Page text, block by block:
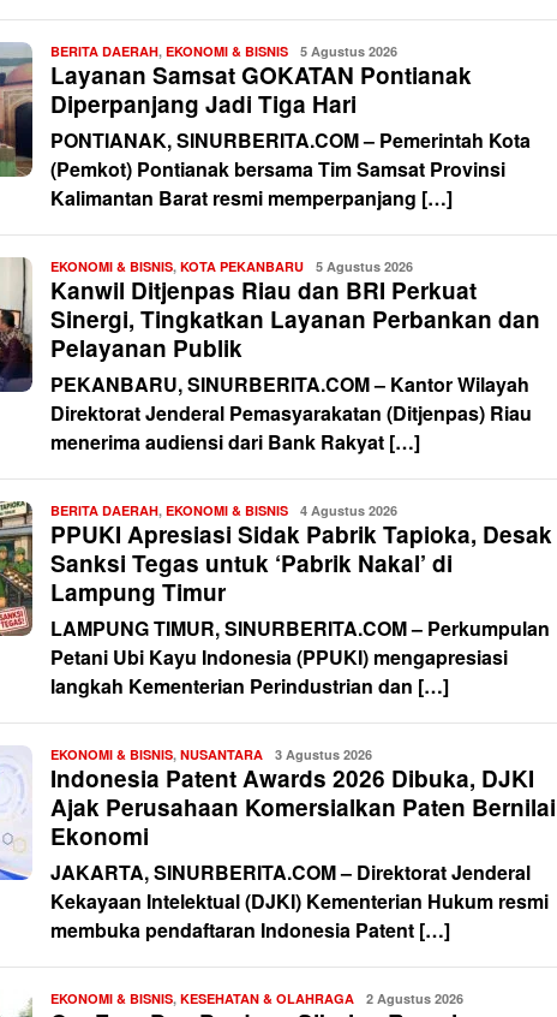
BERITA DAERAH, EKONOMI & BISNIS Redaksi
5 Agustus 2026
Layanan Samsat GOKATAN Pontianak
Diperpanjang Jadi Tiga Hari
PONTIANAK, SINURBERITA.COM – Pemerintah Kota
(Pemkot) Pontianak bersama Tim Samsat Provinsi
Kalimantan Barat resmi memperpanjang […]
EKONOMI & BISNIS, KOTA PEKANBARU Redaksi
5 Agustus 2026
Kanwil Ditjenpas Riau dan BRI Perkuat
Sinergi, Tingkatkan Layanan Perbankan dan
Pelayanan Publik
PEKANBARU, SINURBERITA.COM – Kantor Wilayah
Direktorat Jenderal Pemasyarakatan (Ditjenpas) Riau
menerima audiensi dari Bank Rakyat […]
BERITA DAERAH, EKONOMI & BISNIS Redaksi
4 Agustus 2026
PPUKI Apresiasi Sidak Pabrik Tapioka, Desak
Sanksi Tegas untuk ‘Pabrik Nakal’ di
Lampung Timur
LAMPUNG TIMUR, SINURBERITA.COM – Perkumpulan
Petani Ubi Kayu Indonesia (PPUKI) mengapresiasi
langkah Kementerian Perindustrian dan […]
EKONOMI & BISNIS, NUSANTARA Redaksi
3 Agustus 2026
Indonesia Patent Awards 2026 Dibuka, DJKI
Ajak Perusahaan Komersialkan Paten Bernilai
Ekonomi
JAKARTA, SINURBERITA.COM – Direktorat Jenderal
Kekayaan Intelektual (DJKI) Kementerian Hukum resmi
membuka pendaftaran Indonesia Patent […]
EKONOMI & BISNIS, KESEHATAN & OLAHRAGA Redaksi
2 Agustus 2026